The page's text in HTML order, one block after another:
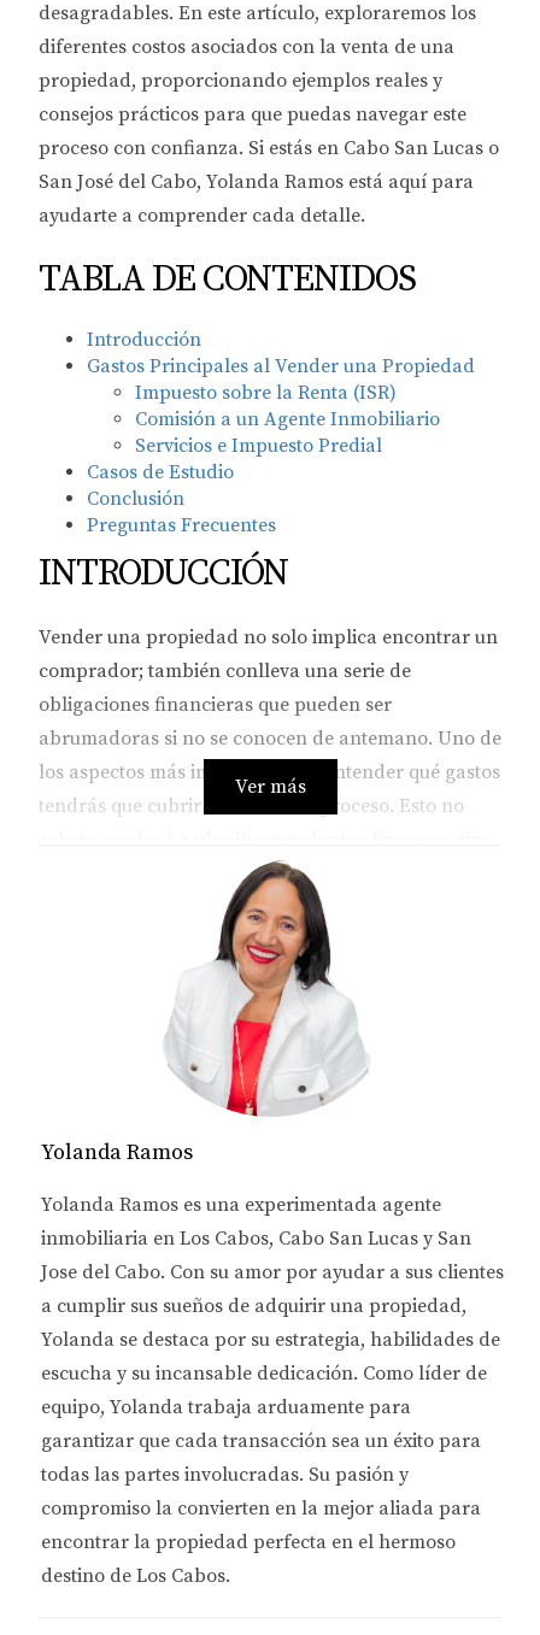
desagradables. En este artículo, exploraremos los
diferentes costos asociados con la venta de una
propiedad, proporcionando ejemplos reales y
consejos prácticos para que puedas navegar este
proceso con confianza. Si estás en Cabo San Lucas o
San José del Cabo, Yolanda Ramos está aquí para
ayudarte a comprender cada detalle.
TABLA DE CONTENIDOS
Introducción
Gastos Principales al Vender una Propiedad
Impuesto sobre la Renta (ISR)
Comisión a un Agente Inmobiliario
Servicios e Impuesto Predial
Casos de Estudio
Conclusión
Preguntas Frecuentes
INTRODUCCIÓN
Vender una propiedad no solo implica encontrar un
comprador; también conlleva una serie de
obligaciones financieras que pueden ser
abrumadoras si no se conocen de antemano. Uno de
los aspectos más importantes es entender qué gastos
tendrás que cubrir durante este proceso. Esto no
que también te permitirá maximizar tus ganancias.
En este artículo, desglosaremos los principales
gastos que debes considerar al vender tu propiedad
y cómo puedes manejarlos eficazmente.
GASTOS PRINCIPALES AL
VENDER UNA PROPIEDAD
Impuesto sobre la Renta (ISR)
propiedad es el impuesto sobre la renta (ISR). Este
impuesto se aplica a las ganancias obtenidas por la
venta y puede variar dependiendo de varios
factores, como el tiempo que has sido propietario de
la propiedad y si has realizado mejoras
significativas. En algunos casos, es posible exentar o
deducir parte del ISR, lo que puede resultar en un
ahorro considerable. Por ejemplo, si has vivido en la
propiedad durante más de dos años, podrías
calificar para ciertas exenciones. Es recomendable
consultar con un experto en impuestos o con
Ver más
Yolanda Ramos
Yolanda Ramos es una experimentada agente
inmobiliaria en Los Cabos, Cabo San Lucas y San
Jose del Cabo. Con su amor por ayudar a sus clientes
a cumplir sus sueños de adquirir una propiedad,
Yolanda se destaca por su estrategia, habilidades de
escucha y su incansable dedicación. Como líder de
equipo, Yolanda trabaja arduamente para
garantizar que cada transacción sea un éxito para
todas las partes involucradas. Su pasión y
compromiso la convierten en la mejor aliada para
encontrar la propiedad perfecta en el hermoso
destino de Los Cabos.